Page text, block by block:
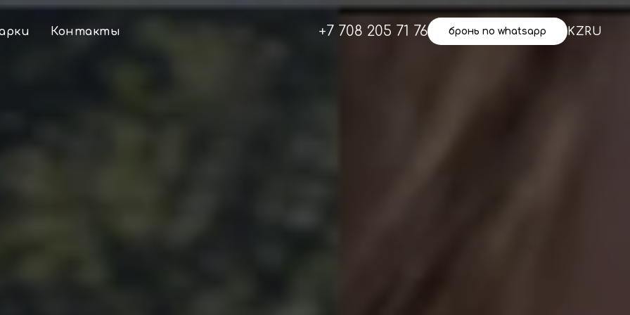
Контакты +7 708 205 71 76 бронь по whatsapp KZRU